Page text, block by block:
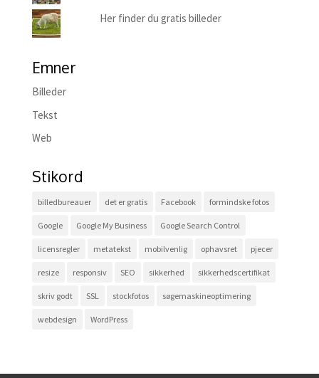
Her finder du gratis billeder
Emner
Billeder
Tekst
Web
Stikord
billedbureauer det er gratis Facebook formindske fotos
Google Google My Business Google Search Control
licensregler metatekst mobilvenlig ophavsret pjecer
resize responsiv SEO sikkerhed sikkerhedscertifikat
skriv godt SSL stockfotos søgemaskineoptimering
webdesign WordPress